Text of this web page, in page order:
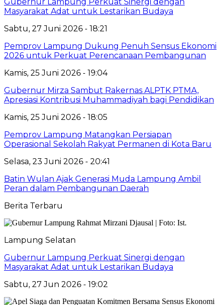
Gubernur Lampung Perkuat Sinergi dengan
Masyarakat Adat untuk Lestarikan Budaya
Sabtu, 27 Juni 2026 - 18:21
Pemprov Lampung Dukung Penuh Sensus Ekonomi
2026 untuk Perkuat Perencanaan Pembangunan
Kamis, 25 Juni 2026 - 19:04
Gubernur Mirza Sambut Rakernas ALPTK PTMA,
Apresiasi Kontribusi Muhammadiyah bagi Pendidikan
Kamis, 25 Juni 2026 - 18:05
Pemprov Lampung Matangkan Persiapan
Operasional Sekolah Rakyat Permanen di Kota Baru
Selasa, 23 Juni 2026 - 20:41
Batin Wulan Ajak Generasi Muda Lampung Ambil
Peran dalam Pembangunan Daerah
Berita Terbaru
Lampung Selatan
Gubernur Lampung Perkuat Sinergi dengan
Masyarakat Adat untuk Lestarikan Budaya
Sabtu, 27 Jun 2026 - 19:02